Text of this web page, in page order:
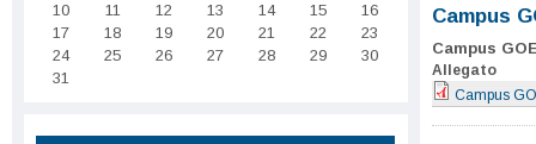
Campus
Campus
Allegato
Campus
10
11 12 13 14 15
16
17
18 19 20 21 22
23
24
25 26 27 28 29
30
31